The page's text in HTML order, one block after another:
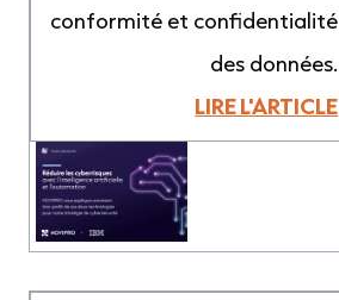
conformité et confidentialité
des données.
LIRE L'ARTICLE